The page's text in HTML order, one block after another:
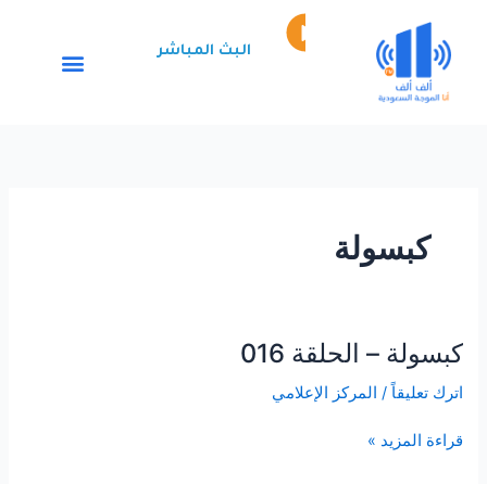
المحتوى
Episode
play
البث المباشر
كبسولة
كبسولة – الحلقة 016
اترك تعليقاً / المركز الإعلامي
كبسولة
الحلقة
قراءة المزيد »